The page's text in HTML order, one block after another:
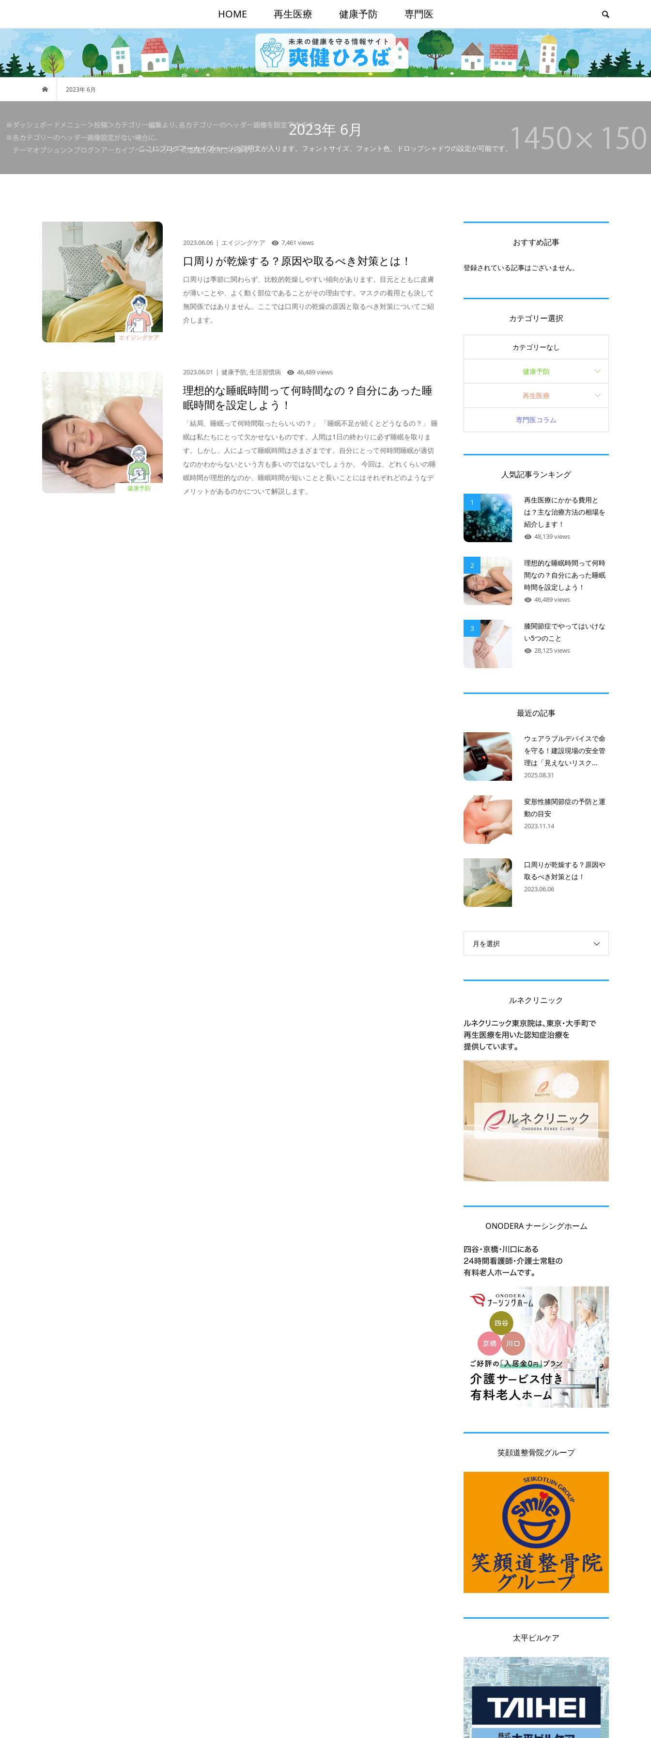
HOME 再生医療 健康予防 専門医
2023年 6月
2023年 6月
ここにブログアーカイブページの説明文が入ります。フォントサイズ、フォント色、ドロップシャドウの設定が可能です。
エイジングケア
2023.06.06 エイジングケア 7,461 views
口周りが乾燥する？原因や取るべき対策とは！
口周りは季節に関わらず、比較的乾燥しやすい傾向があります。目元とともに皮膚
が薄いことや、よく動く部位であることがその理由です。マスクの着用とも決して
無関係ではありません。ここでは口周りの乾燥の原因と取るべき対策についてご紹
介します。
健康予防
2023.06.01 健康予防,生活習慣病 46,489 views
理想的な睡眠時間って何時間なの？自分にあった睡
眠時間を設定しよう！
「結局、睡眠って何時間取ったらいいの？」 「睡眠不足が続くとどうなるの？」 睡
眠は私たちにとって欠かせないものです。人間は1日の終わりに必ず睡眠を取りま
す。しかし、人によって睡眠時間はさまざまです。自分にとって何時間睡眠が適切
なのかわからないという方も多いのではないでしょうか。 今回は、どれくらいの睡
眠時間が理想的なのか、睡眠時間が短いことと長いことにはそれぞれどのようなデ
メリットがあるのかについて解説します。
おすすめ記事
登録されている記事はございません。
カテゴリー選択
カテゴリーなし
健康予防
再生医療
専門医コラム
人気記事ランキング
1
再生医療にかかる費用と
は？主な治療方法の相場を
紹介します！
48,139 views
2
理想的な睡眠時間って何時
間なの？自分にあった睡眠
時間を設定しよう！
46,489 views
3
膝関節症でやってはいけな
い5つのこと
28,125 views
最近の記事
ウェアラブルデバイスで命
を守る！建設現場の安全管
理は「見えないリスク...
2025.08.31
変形性膝関節症の予防と運
動の目安
2023.11.14
口周りが乾燥する？原因や
取るべき対策とは！
2023.06.06
月を選択
ルネクリニック
ONODERA ナーシングホーム
笑顔道整骨院グループ
太平ビルケア